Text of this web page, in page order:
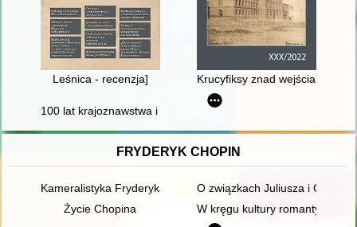
Leśnica - recenzja] Krucyfiksy znad wejścia do
100 lat krajoznawstwa i turystyki polskiej w 800-letnim
FRYDERYK CHOPIN
Kameralistyka Fryderyka Chopina. Margines czy integralna
O związkach Juliusza i Oskara
Życie Chopina
W kręgu kultury romantycznej.